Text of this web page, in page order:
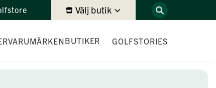
Välj butik
VARUMÄRKEN BUTIKER GOLFSTORIES